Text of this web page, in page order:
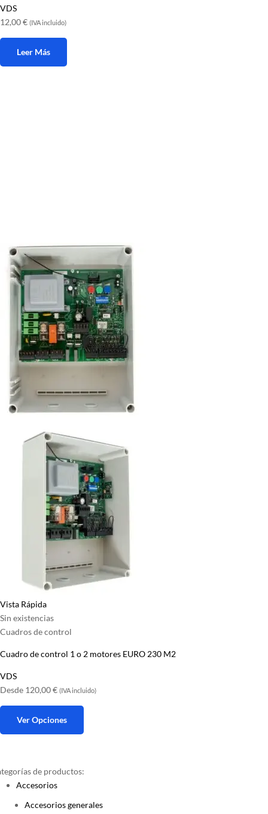
VDS
12,00€ (IVA incluido)
Leer Más
Vista Rápida
Sin existencias
Cuadros de control
Cuadro de control 1 o 2 motores EURO 230 M2
VDS
Desde 120,00€ (IVA incluido)
Ver Opciones
tiene
múltiples
variantes.
de productos:
Accesorios
Accesorios generales